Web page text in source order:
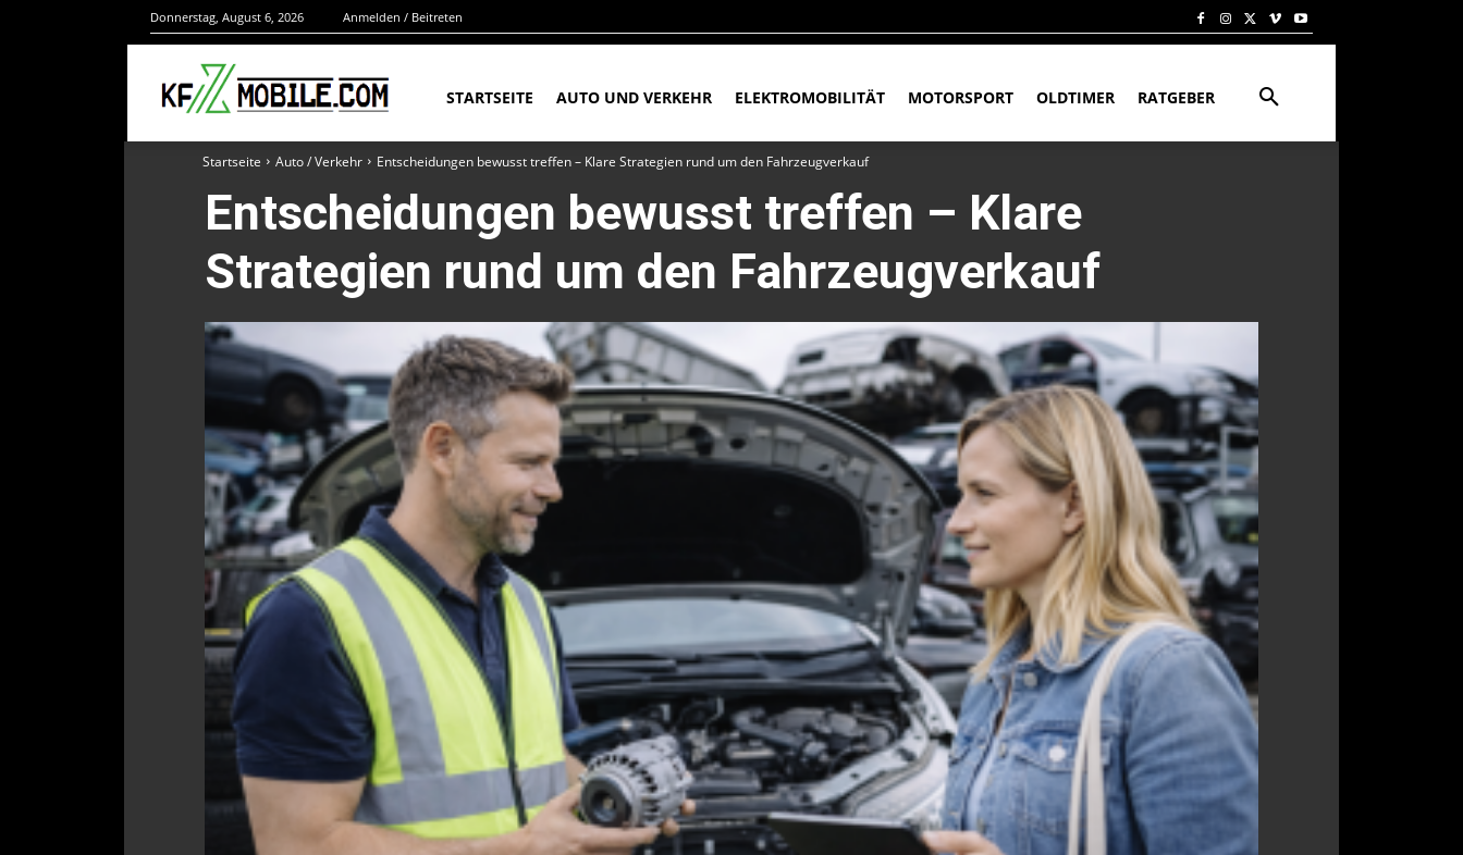
Donnerstag, August 6, 2026 Anmelden / Beitreten
STARTSEITE AUTO UND VERKEHR ELEKTROMOBILITÄT MOTORSPORT OLDTIMER RATGEBER
Startseite Auto / Verkehr Entscheidungen bewusst treffen – Klare Strategien rund um den Fahrzeugverkauf
Entscheidungen bewusst treffen – Klare
Strategien rund um den Fahrzeugverkauf